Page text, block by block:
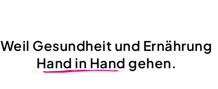
Weil Gesundheit und Ernährung
Hand in Hand gehen.